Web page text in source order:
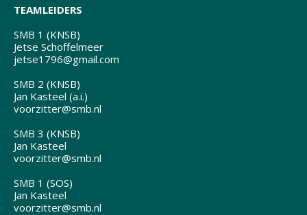
TEAMLEIDERS
SMB 1 (KNSB)
Jetse Schoffelmeer
jetse1796@gmail.com
SMB 2 (KNSB)
Jan Kasteel (a.i.)
voorzitter@smb.nl
SMB 3 (KNSB)
Jan Kasteel
voorzitter@smb.nl
SMB 1 (SOS)
Jan Kasteel
voorzitter@smb.nl